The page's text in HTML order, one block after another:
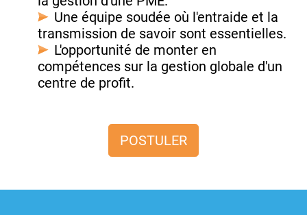
Une équipe soudée où l'entraide et la
transmission de savoir sont essentielles.
L'opportunité de monter en
compétences sur la gestion globale d'un
centre de profit.
POSTULER